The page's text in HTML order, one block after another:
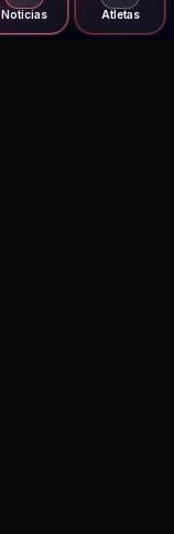
Noticias Atletas